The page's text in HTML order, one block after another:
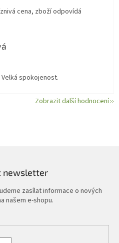
cena, zboží odpovídá
je 5 z 5 hvězdiček.
spokojenost.
Zobrazit další hodnocení
newsletter
zasílat informace o nových
našem e-shopu.